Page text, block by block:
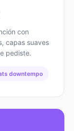
con
capas suaves
pediste.
downtempo